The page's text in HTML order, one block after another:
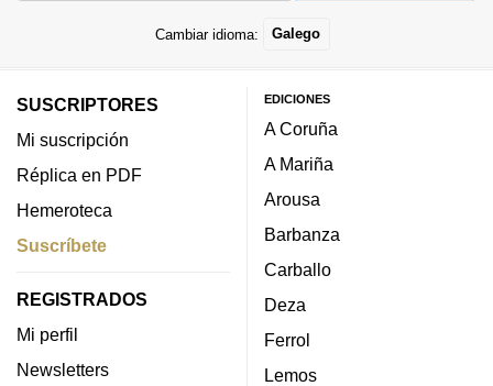
Cambiar idioma: Galego
SUSCRIPTORES
Mi suscripción
Réplica en PDF
Hemeroteca
Suscríbete
REGISTRADOS
Mi perfil
Newsletters
EDICIONES
A Coruña
A Mariña
Arousa
Barbanza
Carballo
Deza
Ferrol
Lemos